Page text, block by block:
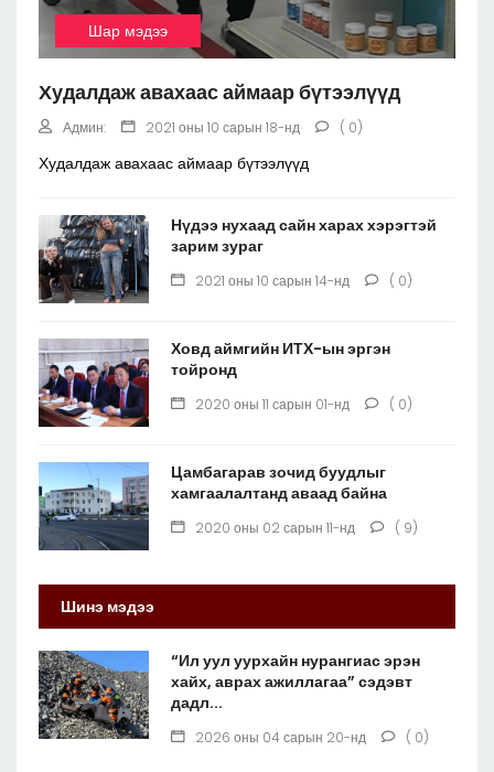
Шар мэдээ
Худалдаж авахаас аймаар бүтээлүүд
Админ: 2021 оны 10 сарын 18-нд ( 0)
Худалдаж авахаас аймаар бүтээлүүд
Нүдээ нухаад сайн харах хэрэгтэй
зарим зураг
2021 оны 10 сарын 14-нд ( 0)
Ховд аймгийн ИТХ-ын эргэн
тойронд
2020 оны 11 сарын 01-нд ( 0)
Цамбагарав зочид буудлыг
хамгаалалтанд аваад байна
2020 оны 02 сарын 11-нд ( 9)
Шинэ мэдээ
“Ил уул уурхайн нурангиас эрэн
хайх, аврах ажиллагаа” сэдэвт
дадл...
2026 оны 04 сарын 20-нд ( 0)